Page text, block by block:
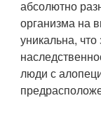
абсолютно
организма на
уникальна,
люди с